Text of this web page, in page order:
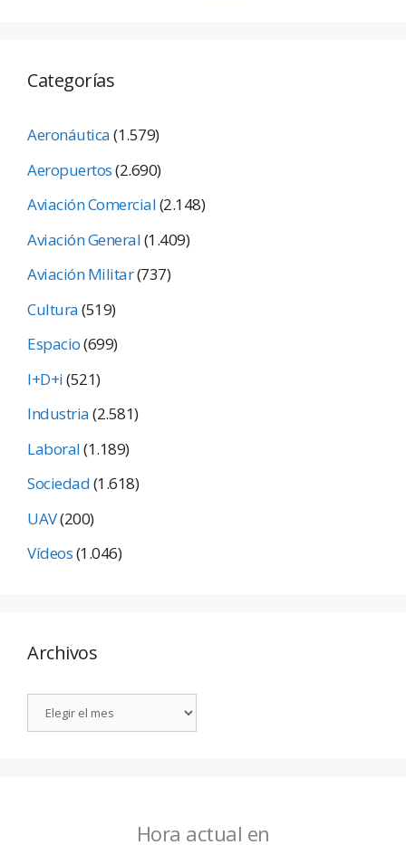
Categorías
Aeronáutica(1.579)
Aeropuertos(2.690)
Aviación Comercial(2.148)
Aviación General(1.409)
Aviación Militar(737)
Cultura(519)
Espacio(699)
I+D+i(521)
Industria(2.581)
Laboral(1.189)
Sociedad(1.618)
UAV(200)
Vídeos(1.046)
Archivos
Hora actual en